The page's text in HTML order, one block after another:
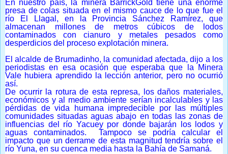
En nuestro país, la minera BarrickGold tiene una enorme
presa de colas situada en el mismo cauce de lo que fue el
río El Llagal, en la Provincia Sánchez Ramírez, que
almacenan millones de metros cúbicos de lodos
contaminados con cianuro y metales pesados como
desperdicios del proceso explotación minera.
El alcalde de Brumadinho, la comunidad afectada, dijo a los
periodistas en esa ocasión que esperaba que la Minera
Vale hubiera aprendido la lección anterior, pero no ocurrió
así.
De ocurrir la rotura de esta represa, los daños materiales,
económicos y al medio ambiente serían incalculables y las
pérdidas de vida humana impredecible por las múltiples
comunidades situadas aguas abajo en todas las zonas de
influencias del río Yacuey por donde bajarán los lodos y
aguas contaminados. Tampoco se podría calcular el
impacto que un derrame de esta magnitud tendría sobre el
río Yuna, en su cuenca media hasta la Bahía de Samaná.